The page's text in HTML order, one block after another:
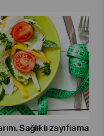
Sağlıklı zayıflama